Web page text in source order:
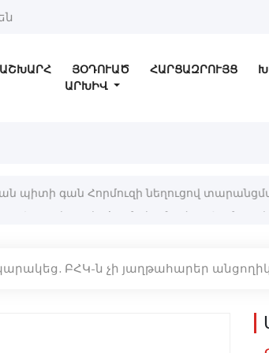
ՅՕԴՈՒԱԾ ՀԱՐՑԱԶՐՈՒՅՑ
ԱՐԽԻՎ
պիտի գան Հորմուզի նեղուցով
ԲՀԿ-ն չի յաղթահարեր անցողիկ